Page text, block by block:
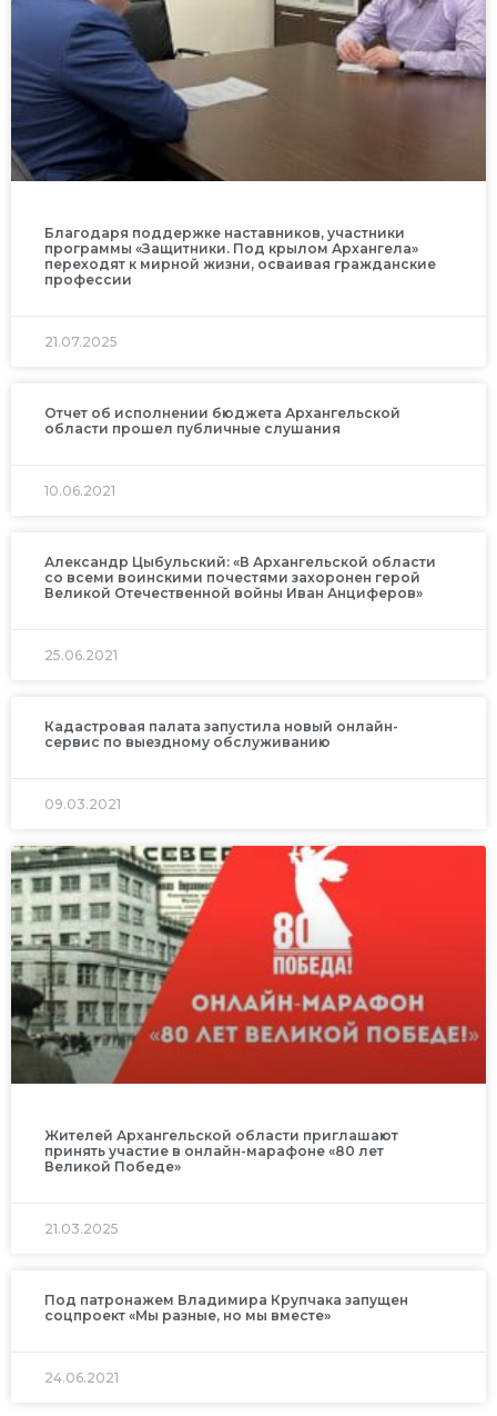
Благодаря поддержке наставников, участники
программы «Защитники. Под крылом Архангела»
переходят к мирной жизни, осваивая гражданские
профессии
21.07.2025
Отчет об исполнении бюджета Архангельской
области прошел публичные слушания
10.06.2021
Александр Цыбульский: «В Архангельской области
со всеми воинскими почестями захоронен герой
Великой Отечественной войны Иван Анциферов»
25.06.2021
Кадастровая палата запустила новый онлайн-
сервис по выездному обслуживанию
09.03.2021
Жителей Архангельской области приглашают
принять участие в онлайн-марафоне «80 лет
Великой Победе»
21.03.2025
Под патронажем Владимира Крупчака запущен
соцпроект «Мы разные, но мы вместе»
24.06.2021